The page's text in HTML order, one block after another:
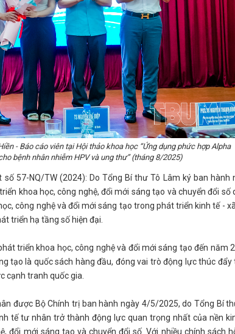
- Báo cáo viên tại Hội thảo khoa học “Ứng dụng phức hợp Alpha
bệnh nhân nhiễm HPV và ung thư” (tháng 8/2025)
57-NQ/TW (2024): Do Tổng Bí thư Tô Lâm ký ban hành
khoa học, công nghệ, đổi mới sáng tạo và chuyển đổi số
công nghệ và đổi mới sáng tạo trong phát triển kinh tế -
triển hạ tầng số hiện đại.
triển khoa học, công nghệ và đổi mới sáng tạo đến năm
tạo là quốc sách hàng đầu, đóng vai trò động lực thúc đẩy
cạnh tranh quốc gia.
được Bộ Chính trị ban hành ngày 4/5/2025, do Tổng Bí
tế tư nhân trở thành động lực quan trọng nhất của nền
đổi mới sáng tạo và chuyển đổi số. Với nhiều chính sách